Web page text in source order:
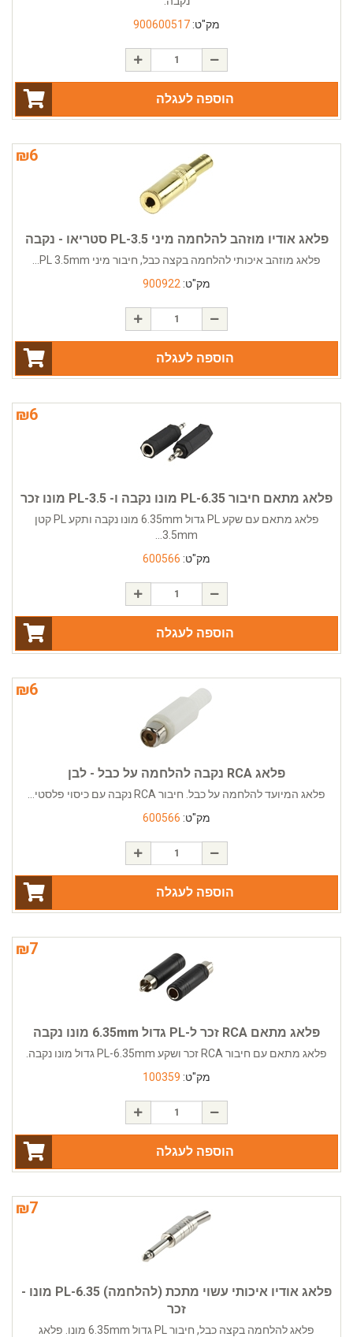
מק"ט: 900600517
הוספה לעגלה
₪6
פלאג אודיו מוזהב להלחמה מיני PL-3.5 סטריאו - נקבה
פלאג מוזהב איכותי להלחמה בקצה כבל, חיבור מיני PL 3.5mm...
מק"ט: 900922
הוספה לעגלה
₪6
פלאג מתאם חיבור PL-6.35 מונו נקבה ו- PL-3.5 מונו זכר
פלאג מתאם עם שקע PL גדול 6.35mm מונו נקבה ותקע PL קטן
3.5mm...
מק"ט: 600566
הוספה לעגלה
₪6
פלאג RCA נקבה להלחמה על כבל - לבן
פלאג המיועד להלחמה על כבל. חיבור RCA נקבה עם כיסוי פלסטי...
מק"ט: 600566
הוספה לעגלה
₪7
פלאג מתאם RCA זכר ל-PL גדול 6.35mm מונו נקבה
פלאג מתאם עם חיבור RCA זכר ושקע PL-6.35mm גדול מונו נקבה.
מק"ט: 100359
הוספה לעגלה
₪7
פלאג אודיו איכותי עשוי מתכת (להלחמה) PL-6.35 מונו -
זכר
פלאג להלחמה בקצה כבל, חיבור PL גדול 6.35mm מונו. פלאג